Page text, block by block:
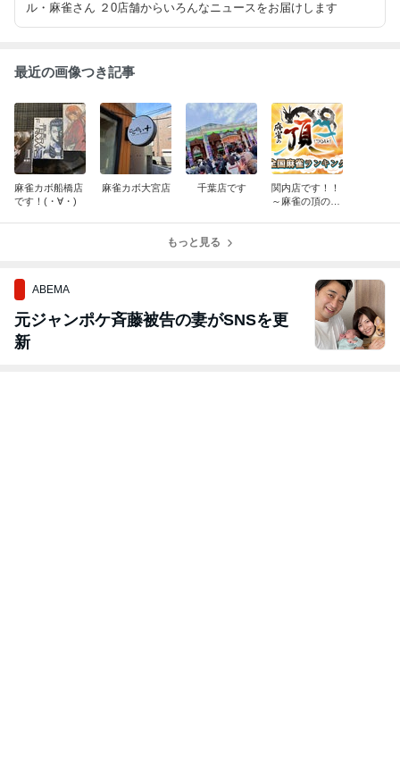
ル・麻雀さん ２0店舗からいろんなニュースをお届けします
最近の画像つき記事
麻雀カボ船橋店
です！(・∀・)
麻雀カボ大宮店 千葉店です
関内店です！！
～麻雀の頂のお
もっと見る
ABEMA
元ジャンポケ斉藤被告の妻がSNSを更
新